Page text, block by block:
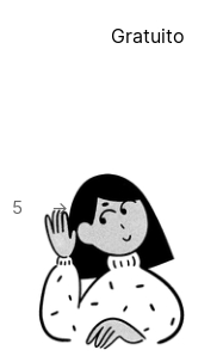
Gratuito
5 →